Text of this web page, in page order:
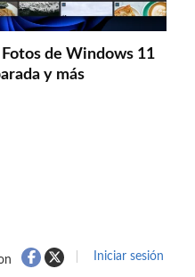
de Windows 11
y más
Iniciar sesión